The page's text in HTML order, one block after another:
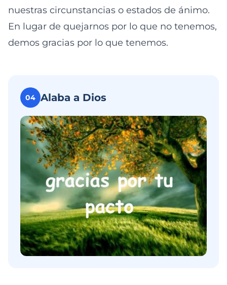
nuestras circunstancias o estados de ánimo.
En lugar de quejarnos por lo que no tenemos,
demos gracias por lo que tenemos.
04 Alaba a Dios